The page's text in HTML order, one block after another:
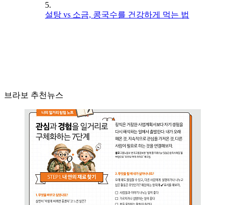
5.
설탕 vs 소금, 콩국수를 건강하게 먹는 법
브라보 추천뉴스